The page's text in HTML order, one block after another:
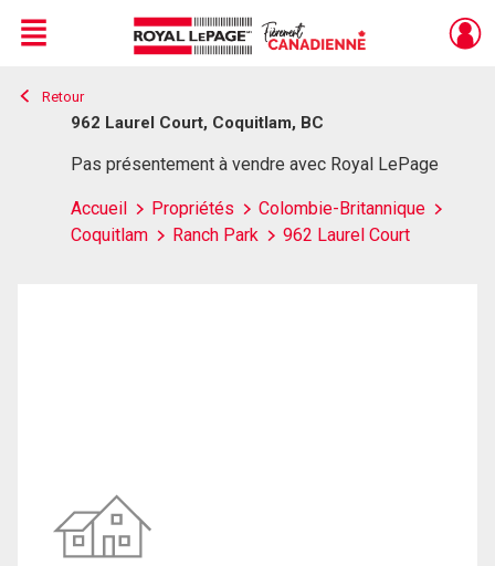
Live
En Direct
Menu
Retour
962 Laurel Court, Coquitlam, BC
Pas présentement à vendre avec Royal LePage
Accueil Propriétés
Colombie-Britannique
Coquitlam
Ranch Park 962 Laurel Court